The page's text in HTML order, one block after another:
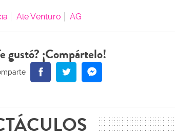
Ale Venturo AG
gustó? ¡Compártelo!